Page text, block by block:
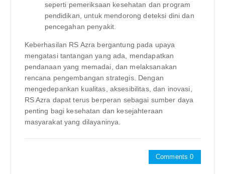
seperti pemeriksaan kesehatan dan program
pendidikan, untuk mendorong deteksi dini dan
pencegahan penyakit.
Keberhasilan RS Azra bergantung pada upaya
mengatasi tantangan yang ada, mendapatkan
pendanaan yang memadai, dan melaksanakan
rencana pengembangan strategis. Dengan
mengedepankan kualitas, aksesibilitas, dan inovasi,
RS Azra dapat terus berperan sebagai sumber daya
penting bagi kesehatan dan kesejahteraan
masyarakat yang dilayaninya.
Comments 0